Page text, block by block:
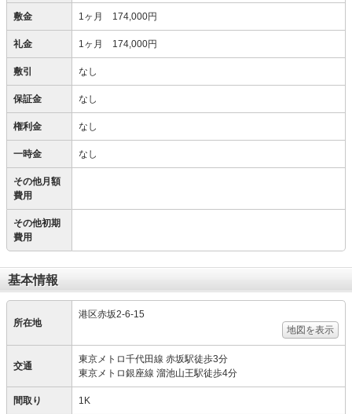
敷金 1ヶ月 174,000円
礼金 1ヶ月 174,000円
敷引 なし
保証金 なし
権利金 なし
一時金 なし
その他月額
費用
その他初期
費用
基本情報
所在地
港区赤坂2-6-15
地図を表示
交通
東京メトロ千代田線 赤坂駅徒歩3分
東京メトロ銀座線 溜池山王駅徒歩4分
間取り 1K